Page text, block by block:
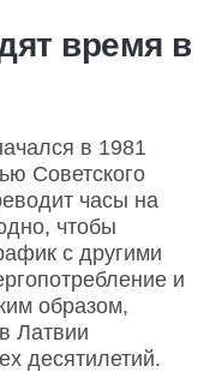
время в
в 1981
Советского
часы на
чтобы
с другими
и
образом,
Латвии
десятилетий.